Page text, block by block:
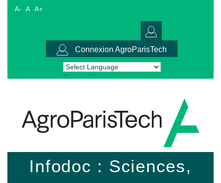
A- A A+
Connexion AgroParisTech
Powered by Translate
Infodoc : Sciences,